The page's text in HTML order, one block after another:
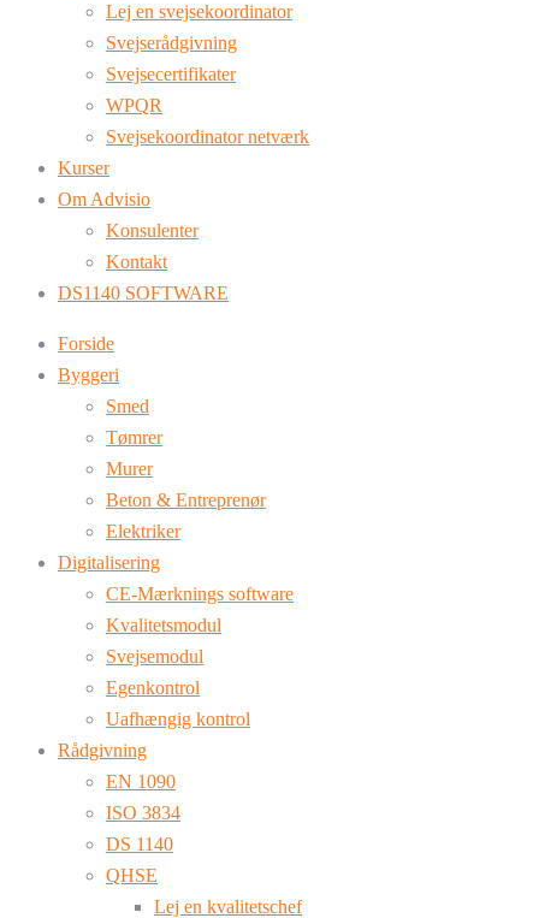
Lej en svejsekoordinator
Svejserådgivning
Svejsecertifikater
WPQR
Svejsekoordinator netværk
Kurser
Om Advisio
Konsulenter
Kontakt
DS1140 SOFTWARE
Forside
Byggeri
Smed
Tømrer
Murer
Beton & Entreprenør
Elektriker
Digitalisering
CE-Mærknings software
Kvalitetsmodul
Svejsemodul
Egenkontrol
Uafhængig kontrol
Rådgivning
EN 1090
ISO 3834
DS 1140
QHSE
Lej en kvalitetschef